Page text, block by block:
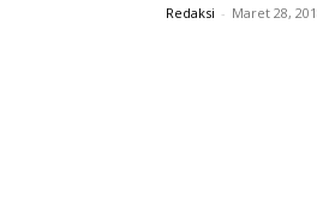
Redaksi - Maret 28,